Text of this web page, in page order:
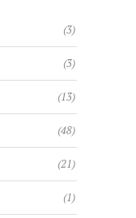
(3)
(3)
(13)
(48)
(21)
(1)